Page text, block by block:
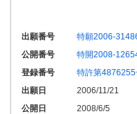
出願番号
特願2006-
公開番号
特開2008-
登録番号
特許第4876255
出願日
2006/11/21
公開日
2008/6/5